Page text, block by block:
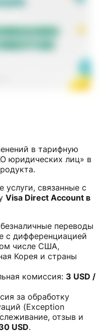
в тарифную
юридических лиц» в
связанные с
Visa Direct Account в
переводы
с дифференциацией
числе США,
Корея и страны
комиссия: 3 USD /
за обработку
(Exception
отзыв и
USD.